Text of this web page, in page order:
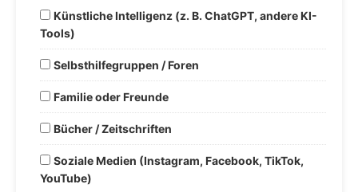
Künstliche Intelligenz (z. B. ChatGPT, andere KI-
Tools)
Selbsthilfegruppen / Foren
Familie oder Freunde
Bücher / Zeitschriften
Soziale Medien (Instagram, Facebook, TikTok,
YouTube)